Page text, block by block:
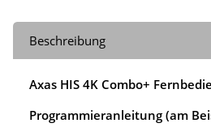
Beschreibung
Axas HIS 4K Combo+
Programmieranleitung (am